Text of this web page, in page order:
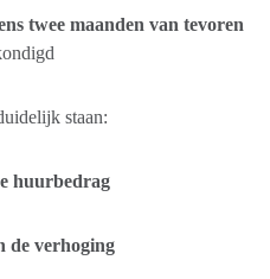
twee maanden van tevoren
staan:
huurbedrag
de verhoging